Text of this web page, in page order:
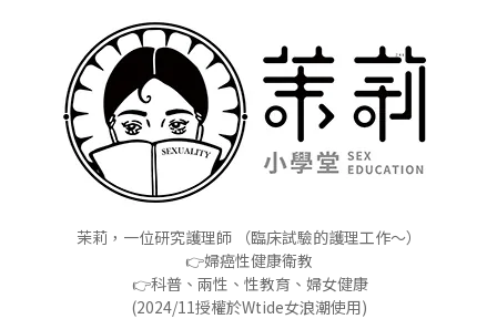
茉莉，一位研究護理師 （臨床試驗的護理工作～）
👉婦癌性健康衛教
👉科普、兩性、性教育、婦女健康
(2024/11授權於Wtide女浪潮使用)